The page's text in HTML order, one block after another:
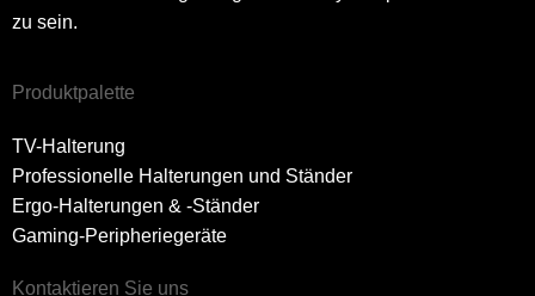
zu sein.
Produktpalette
TV-Halterung
Professionelle Halterungen und Ständer
Ergo-Halterungen & -Ständer
Gaming-Peripheriegeräte
Kontaktieren Sie uns